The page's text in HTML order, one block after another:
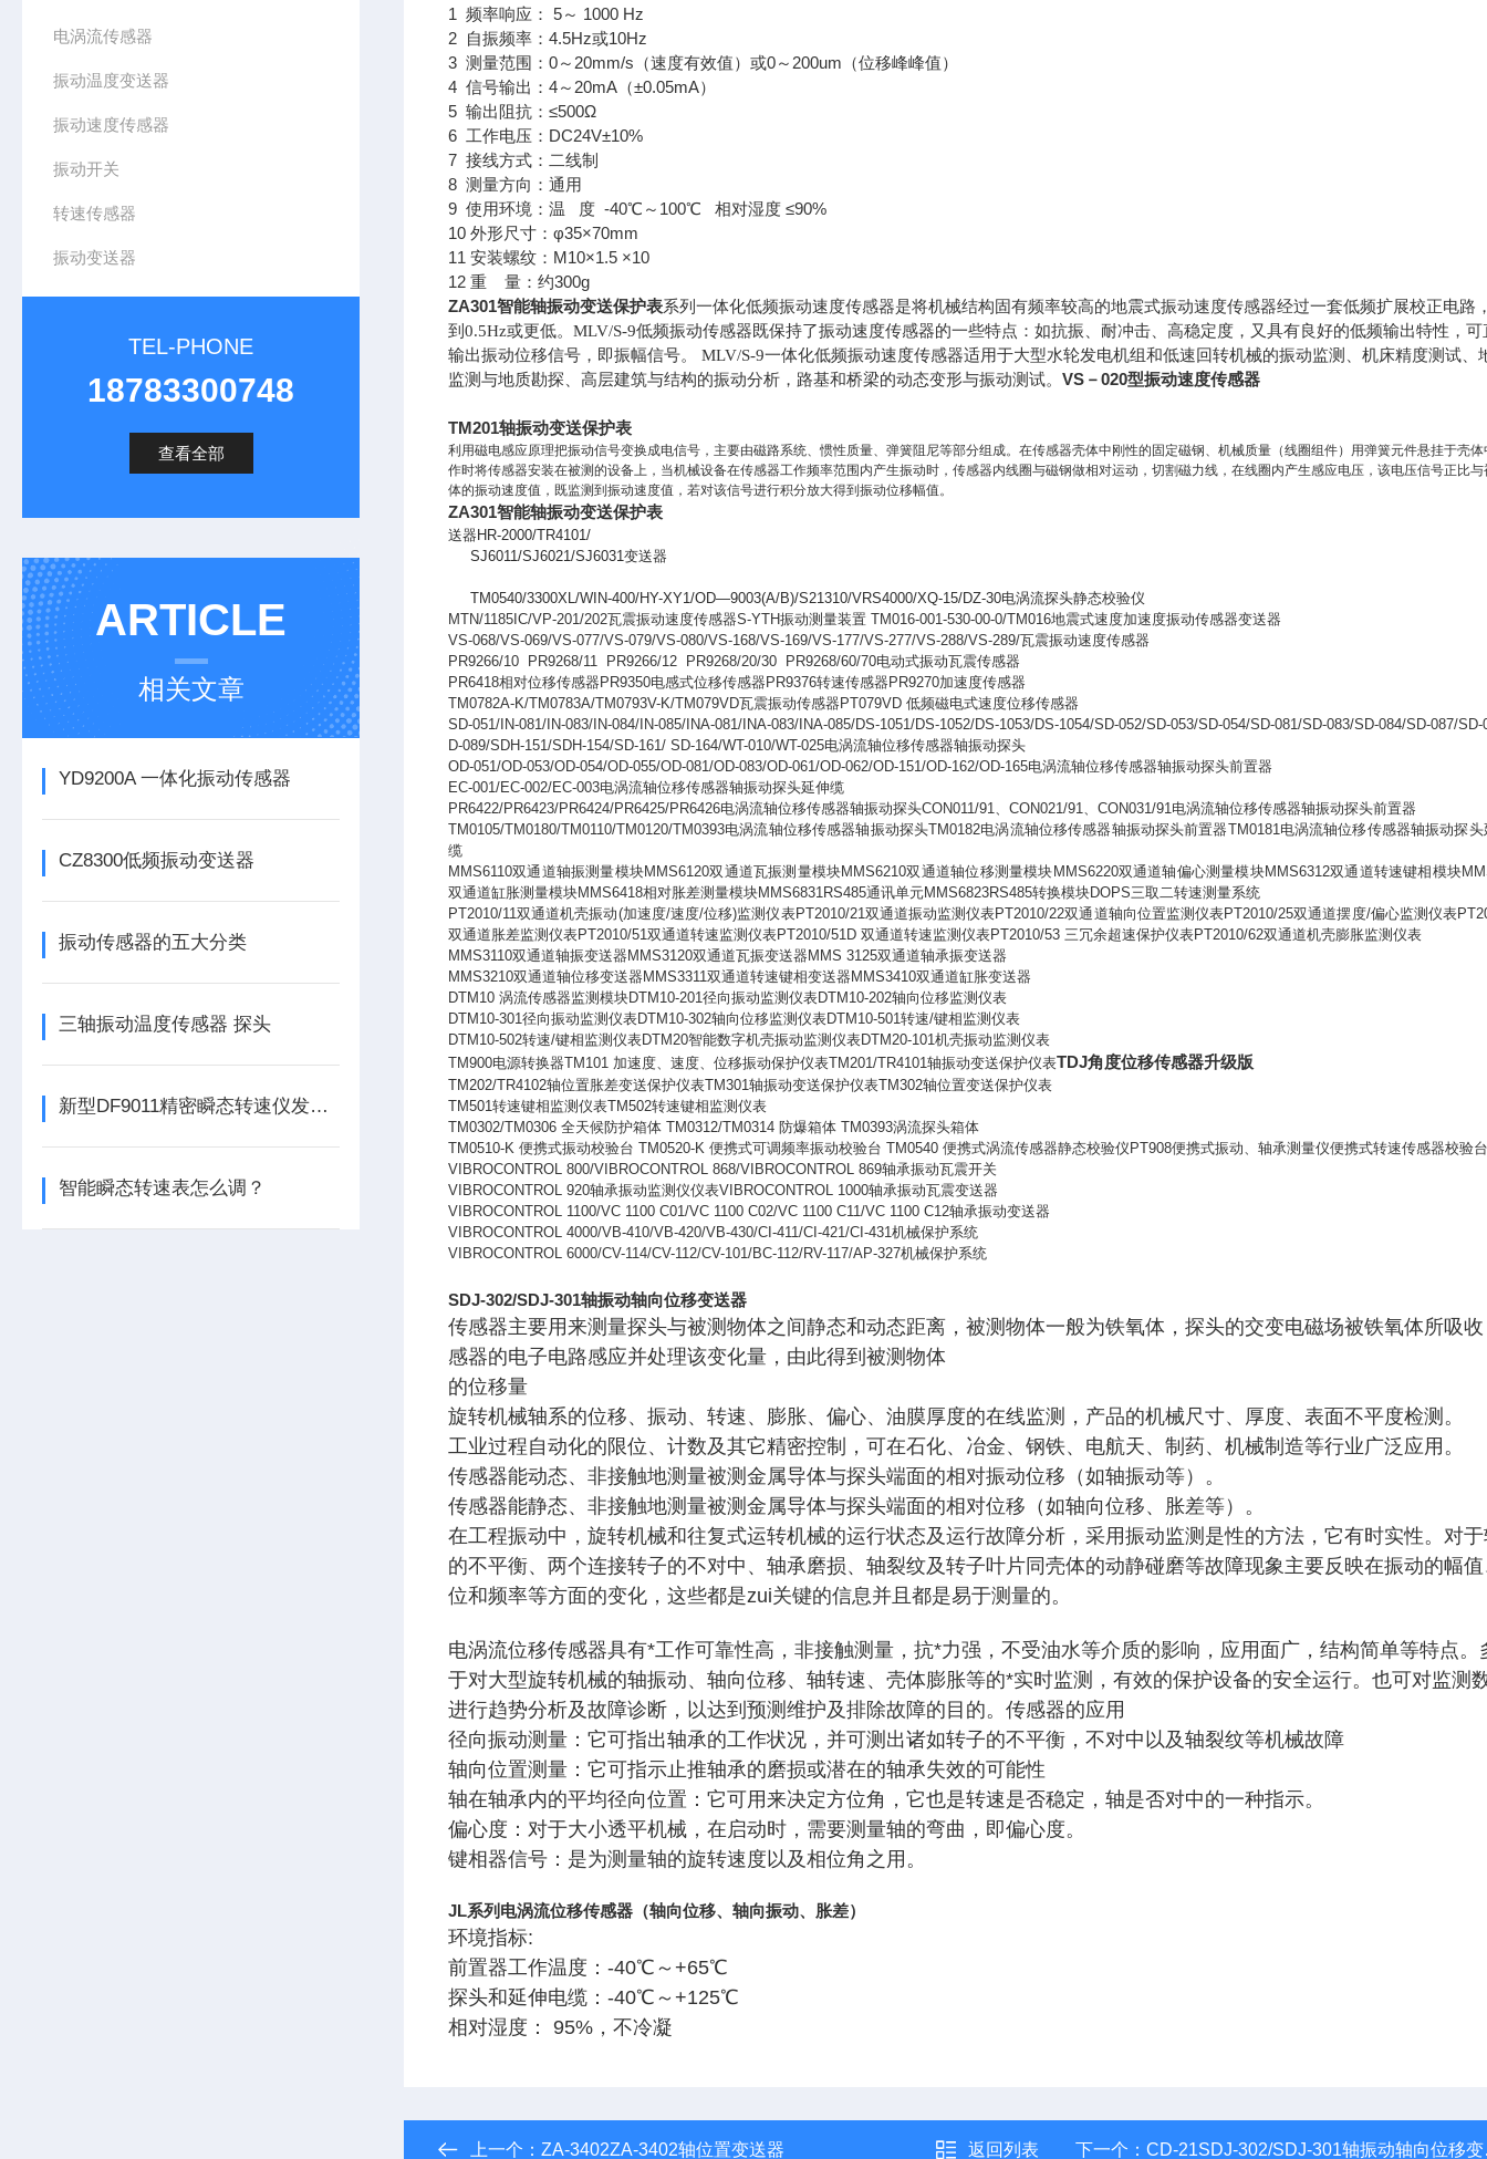
电涡流传感器
振动温度变送器
振动速度传感器
振动开关
转速传感器
振动变送器
TEL-PHONE
18783300748
查看全部
ARTICLE
相关文章
YD9200A 一体化振动传感器
CZ8300低频振动变送器
振动传感器的五大分类
三轴振动温度传感器 探头
新型DF9011精密瞬态转速仪发布，为工业转速监测带来革新
智能瞬态转速表怎么调？
1 频率响应： 5～ 1000 Hz
2 自振频率：4.5Hz或10Hz
3 测量范围：0～20mm/s（速度有效值）或0～200um（位移峰峰值）
4 信号输出：4～20mA（±0.05mA）
5 输出阻抗：≤500Ω
6 工作电压：DC24V±10%
7 接线方式：二线制
8 测量方向：通用
9 使用环境：温 度 -40℃～100℃ 相对湿度 ≤90%
10 外形尺寸：φ35×70mm
11 安装螺纹：M10×1.5 ×10
12 重 量：约300g
ZA301智能轴振动变送保护表系列一体化低频振动速度传感器是将机械结构固有频率较高的地震式振动速度传感器经过一套低频扩展校正电路
到0.5Hz或更低。MLV/S-9低频振动传感器既保持了振动速度传感器的一些特点：如抗振、耐冲击、高稳定度，又具有良好的低频输出特性，可
输出振动位移信号，即振幅信号。 MLV/S-9一体化低频振动速度传感器适用于大型水轮发电机组和低速回转机械的振动监测、机床精度测试、
监测与地质勘探、高层建筑与结构的振动分析，路基和桥梁的动态变形与振动测试。 VS－020型振动速度传感器
TM201轴振动变送保护表
利用磁电感应原理把振动信号变换成电信号，主要由磁路系统、惯性质量、弹簧阻尼等部分组成。在传感器壳体中刚性的固定磁钢、机械质量（线圈组件）用弹簧元件悬挂于壳体
作时将传感器安装在被测的设备上，当机械设备在传感器工作频率范围内产生振动时，传感器内线圈与磁钢做相对运动，切割磁力线，在线圈内产生感应电压，该电压信号正比与
体的振动速度值，既监测到振动速度值，若对该信号进行积分放大得到振动位移幅值。
ZA301智能轴振动变送保护表
送器HR-2000/TR4101/
SJ6011/SJ6021/SJ6031变送器
TM0540/3300XL/WIN-400/HY-XY1/OD—9003(A/B)/S21310/VRS4000/XQ-15/DZ-30电涡流探头静态校验仪
MTN/1185IC/VP-201/202瓦震振动速度传感器S-YTH振动测量装置 TM016-001-530-00-0/TM016地震式速度加速度振动传感器变送器
VS-068/VS-069/VS-077/VS-079/VS-080/VS-168/VS-169/VS-177/VS-277/VS-288/VS-289/瓦震振动速度传感器
PR9266/10 PR9268/11 PR9266/12 PR9268/20/30 PR9268/60/70电动式振动瓦震传感器
PR6418相对位移传感器 PR9350电感式位移传感器 PR9376转速传感器 PR9270加速度传感器
TM0782A-K/TM0783A/TM0793V-K/TM079VD瓦震振动传感器 PT079VD 低频磁电式速度位移传感器
SD-051/IN-081/IN-083/IN-084/IN-085/INA-081/INA-083/INA-085/DS-1051/DS-1052/DS-1053/DS-1054/SD-052/SD-053/SD-054/SD-081/SD-083/SD-084/SD-087/SD-
D-089/SDH-151/SDH-154/SD-161/ SD-164/WT-010/WT-025电涡流轴位移传感器轴振动探头
OD-051/OD-053/OD-054/OD-055/OD-081/OD-083/OD-061/OD-062/OD-151/OD-162/OD-165电涡流轴位移传感器轴振动探头前置器
EC-001/EC-002/EC-003电涡流轴位移传感器轴振动探头延伸缆
PR6422/PR6423/PR6424/PR6425/PR6426电涡流轴位移传感器轴振动探头CON011/91、 CON021/91、 CON031/91电涡流轴位移传感器轴振动探头前置器
TM0105/TM0180/TM0110/TM0120/TM0393电涡流轴位移传感器轴振动探头TM0182电涡流轴位移传感器轴振动探头前置器TM0181电涡流轴位移传感器轴振动探头
缆
MMS6110双通道轴振测量模块MMS6120双通道瓦振测量模块MMS6210双通道轴位移测量模块 MMS6220双通道轴偏心测量模块MMS6312双通道转速键相模块
双通道缸胀测量模块MMS6418相对胀差测量模块MMS6831RS485通讯单元MMS6823RS485转换模块DOPS三取二转速测量系统
PT2010/11双通道机壳振动(加速度/速度/位移)监测仪表PT2010/21双通道振动监测仪表PT2010/22双通道轴向位置监测仪表PT2010/25双通道摆度/偏心监测仪表
双通道胀差监测仪表PT2010/51双通道转速监测仪表PT2010/51D 双通道转速监测仪表PT2010/53 三冗余超速保护仪表PT2010/62双通道机壳膨胀监测仪表
MMS3110双通道轴振变送器 MMS3120双通道瓦振变送器 MMS 3125双通道轴承振变送器
MMS3210双通道轴位移变送器 MMS3311双通道转速键相变送器 MMS3410双通道缸胀变送器
DTM10 涡流传感器监测模块DTM10-201径向振动监测仪表DTM10-202轴向位移监测仪表
DTM10-301径向振动监测仪表DTM10-302轴向位移监测仪表DTM10-501转速/键相监测仪表
DTM10-502转速/键相监测仪表DTM20智能数字机壳振动监测仪表DTM20-101机壳振动监测仪表
TM900电源转换器TM101 加速度、速度、位移振动保护仪表TM201/TR4101轴振动变送保护仪表TDJ角度位移传感器升级版
TM202/TR4102轴位置胀差变送保护仪表TM301轴振动变送保护仪表TM302轴位置变送保护仪表
TM501转速键相监测仪表TM502转速键相监测仪表
TM0302/TM0306 全天候防护箱体 TM0312/TM0314 防爆箱体 TM0393涡流探头箱体
TM0510-K 便携式振动校验台 TM0520-K 便携式可调频率振动校验台 TM0540 便携式涡流传感器静态校验仪 PT908便携式振动、轴承测量仪便携式转速传感器校验台
VIBROCONTROL 800/VIBROCONTROL 868/VIBROCONTROL 869轴承振动瓦震开关
VIBROCONTROL 920轴承振动监测仪仪表VIBROCONTROL 1000轴承振动瓦震变送器
VIBROCONTROL 1100/VC 1100 C01/VC 1100 C02/VC 1100 C11/VC 1100 C12轴承振动变送器
VIBROCONTROL 4000/VB-410/VB-420/VB-430/CI-411/CI-421/CI-431机械保护系统
VIBROCONTROL 6000/CV-114/CV-112/CV-101/BC-112/RV-117/AP-327机械保护系统
SDJ-302/SDJ-301轴振动轴向位移变送器
传感器主要用来测量探头与被测物体之间静态和动态距离，被测物体一般为铁氧体，探头的交变电磁场被铁氧体所吸
感器的电子电路感应并处理该变化量，由此得到被测物体
的位移量
旋转机械轴系的位移、振动、转速、膨胀、偏心、油膜厚度的在线监测，产品的机械尺寸、厚度、表面不平度检测。
工业过程自动化的限位、计数及其它精密控制，可在石化、冶金、钢铁、电航天、制药、机械制造等行业广泛应用。
传感器能动态、非接触地测量被测金属导体与探头端面的相对振动位移（如轴振动等）。
传感器能静态、非接触地测量被测金属导体与探头端面的相对位移（如轴向位移、胀差等）。
在工程振动中，旋转机械和往复式运转机械的运行状态及运行故障分析，采用振动监测是性的方法，它有时实性。对
的不平衡、两个连接转子的不对中、轴承磨损、轴裂纹及转子叶片同壳体的动静碰磨等故障现象主要反映在振动的幅
位和频率等方面的变化，这些都是zui关键的信息并且都是易于测量的。
电涡流位移传感器具有*工作可靠性高，非接触测量，抗*力强，不受油水等介质的影响，应用面广，结构简单等特点。
于对大型旋转机械的轴振动、轴向位移、轴转速、壳体膨胀等的*实时监测，有效的保护设备的安全运行。也可对监测
进行趋势分析及故障诊断，以达到预测维护及排除故障的目的。传感器的应用
径向振动测量：它可指出轴承的工作状况，并可测出诸如转子的不平衡，不对中以及轴裂纹等机械故障
轴向位置测量：它可指示止推轴承的磨损或潜在的轴承失效的可能性
轴在轴承内的平均径向位置：它可用来决定方位角，它也是转速是否稳定，轴是否对中的一种指示。
偏心度：对于大小透平机械，在启动时，需要测量轴的弯曲，即偏心度。
键相器信号：是为测量轴的旋转速度以及相位角之用。
JL系列电涡流位移传感器（轴向位移、轴向振动、胀差）
环境指标:
前置器工作温度：-40℃～+65℃
探头和延伸电缆：-40℃～+125℃
相对湿度： 95%，不冷凝
上一个： ZA-3402ZA-3402轴位置变送器 返回列表 下一个：CD-21SDJ-302/SDJ-301轴振动轴向位移变送器